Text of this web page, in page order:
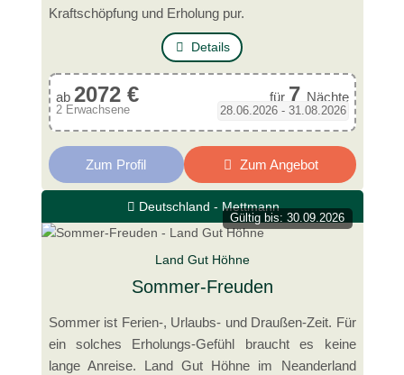
Kraftschöpfung und Erholung pur.
Details
ab 2072 € für 7 Nächte
2 Erwachsene 28.06.2026 - 31.08.2026
Zum Profil Zum Angebot
Deutschland - Mettmann
Gültig bis: 30.09.2026
Land Gut Höhne
Sommer-Freuden
Sommer ist Ferien-, Urlaubs- und Draußen-Zeit. Für
ein solches Erholungs-Gefühl braucht es keine
lange Anreise. Land Gut Höhne im Neanderland